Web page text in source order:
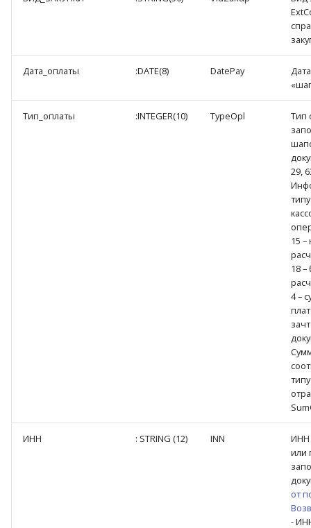
Дата_оплаты :DATE(8) DatePay
Тип_оплаты :INTEGER(10) TypeOpl
Тип
29,
15
18
4 –
ИНН : STRING (12) INN
ИНН
или
от
-